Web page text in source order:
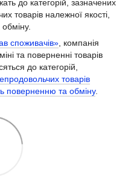
до категорій, зазначених
товарів належної якості,
споживачів» , компанія
та поверненні товарів
до категорій,
товарів
поверненню та обміну.